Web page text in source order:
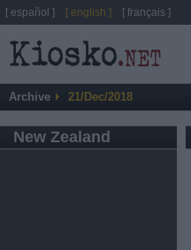
Archive 21/Dec/2018
New Zealand
[ español ] [ english ] [ français ]